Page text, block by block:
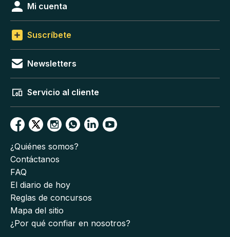
Mi cuenta
Suscríbete
Newsletters
Servicio al cliente
¿Quiénes somos?
Contáctanos
FAQ
El diario de hoy
Reglas de concursos
Mapa del sitio
¿Por qué confiar en nosotros?